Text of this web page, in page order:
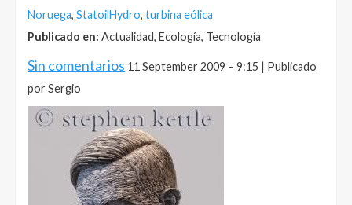
Noruega, StatoilHydro, turbina eólica
Publicado en: Actualidad, Ecología, Tecnología
Sin comentarios 11 September 2009 – 9:15 | Publicado
por Sergio